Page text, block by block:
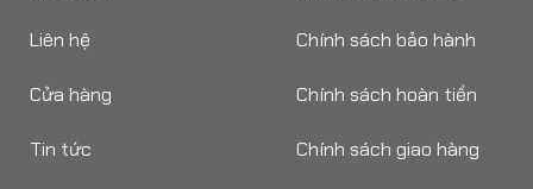
Liên hệ
Cửa hàng
Tin tức
Chính sách bảo hành
Chính sách hoàn tiền
Chính sách giao hàng